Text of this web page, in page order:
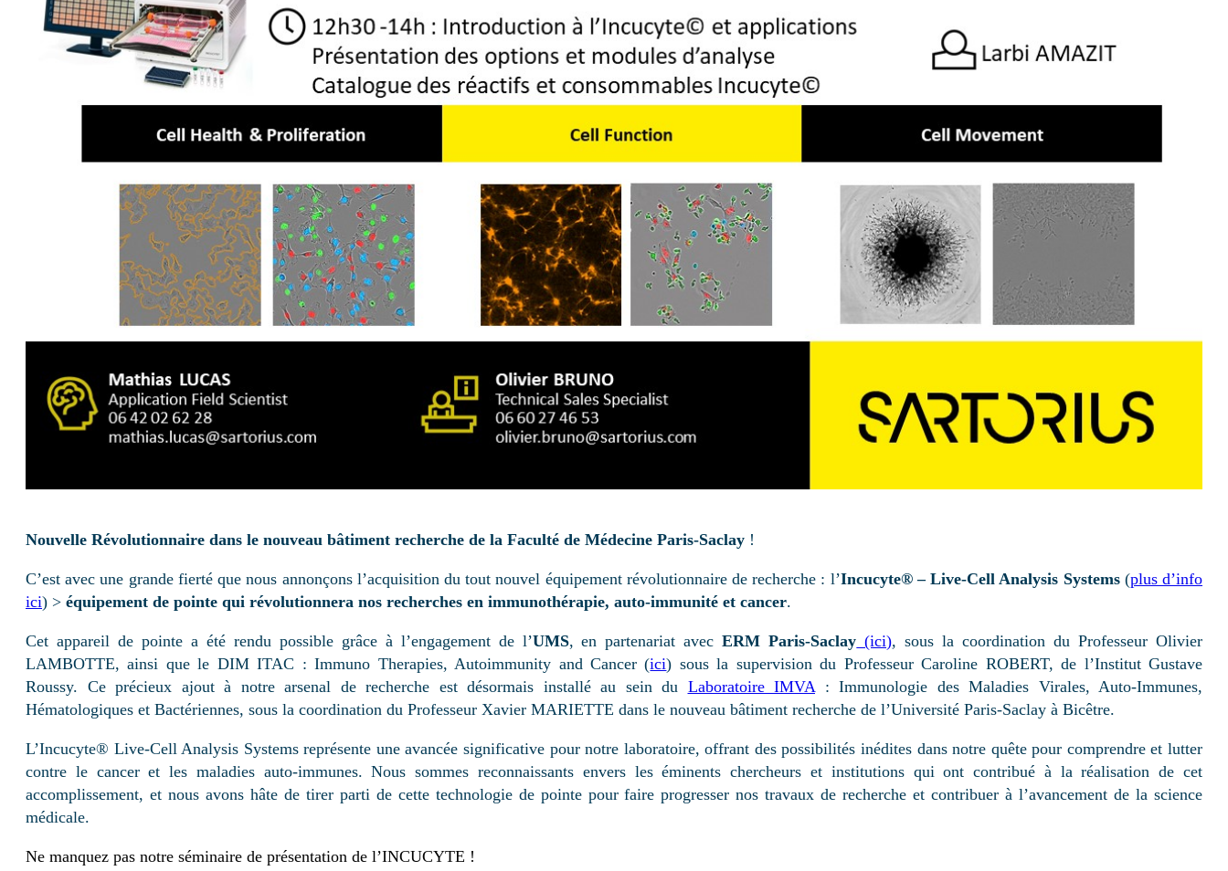
Nouvelle Révolutionnaire dans le nouveau bâtiment recherche de la Faculté de Médecine Paris-Saclay !
C’est avec une grande fierté que nous annonçons l’acquisition du tout nouvel équipement révolutionnaire de recherche : l’Incucyte® – Live-Cell Analysis Systems(plus d’info
ici) > équipement de pointe qui révolutionnera nos recherches en immunothérapie, auto-immunité et cancer.
Cet appareil de pointe a été rendu possible grâce à l’engagement de l’UMS, en partenariat avecERM Paris-Saclay (ici), sous la coordination du Professeur Olivier
LAMBOTTE, ainsi que le DIM ITAC : Immuno Therapies, Autoimmunity and Cancer (ici) sous la supervision du Professeur Caroline ROBERT, de l’Institut Gustave
Roussy. Ce précieux ajout à notre arsenal de recherche est désormais installé au sein du Laboratoire IMVA : Immunologie des Maladies Virales, Auto-Immunes,
Hématologiques et Bactériennes, sous la coordination du Professeur Xavier MARIETTE dans le nouveau bâtiment recherche de l’Université Paris-Saclay à Bicêtre.
L’Incucyte® Live-Cell Analysis Systems représente une avancée significative pour notre laboratoire, offrant des possibilités inédites dans notre quête pour comprendre et lutter
contre le cancer et les maladies auto-immunes.Nous sommes reconnaissants envers les éminents chercheurs et institutions qui ont contribué à la réalisation de cet
accomplissement, et nous avons hâte de tirer parti de cette technologie de pointe pour faire progresser nos travaux de recherche et contribuer à l’avancement de la science
médicale.
Ne manquez pas notre séminaire de présentation de l’INCUCYTE !